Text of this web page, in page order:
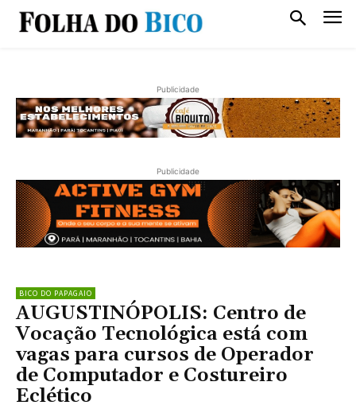
Publicidade
Publicidade
BICO DO PAPAGAIO
AUGUSTINÓPOLIS: Centro de
Vocação Tecnológica está com
vagas para cursos de Operador
de Computador e Costureiro
Eclético